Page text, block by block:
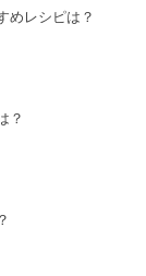
めレシピは？
？